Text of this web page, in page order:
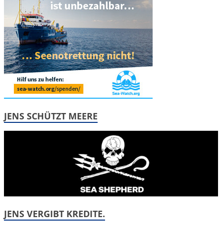
JENS SCHÜTZT MEERE
JENS VERGIBT KREDITE.